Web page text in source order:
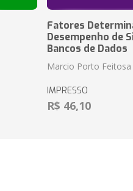
Fatores
Desempenho de
Bancos de Dados
Marcio Porto Feitosa
IMPRESSO
R$ 46,10